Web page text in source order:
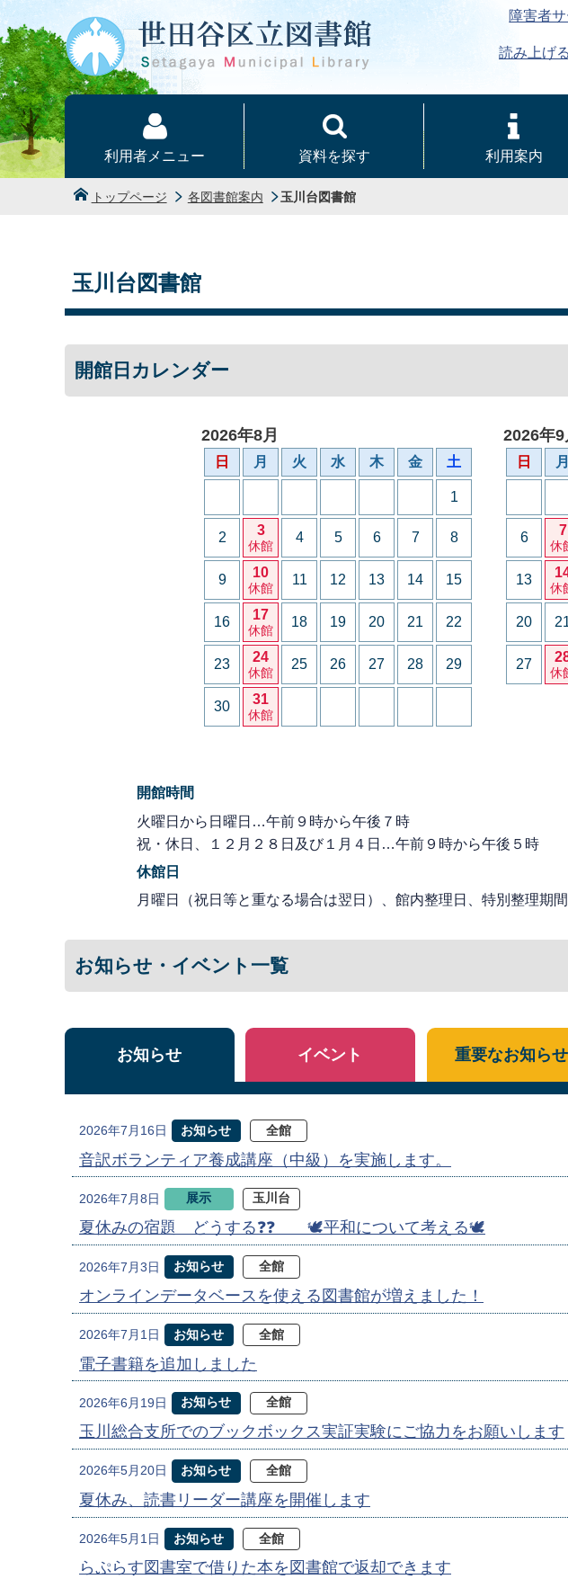
本文へ
障害者
読み上げる
利用者メニュー 資料を探す 利用案内
トップページ 各図書館案内 玉川台図書館
玉川台図書館
開館日カレンダー
2026年8月
日 月 火 水 木 金 土
1
2 3
休館
4 5 6 7 8
9 10
休館
11 12 13 14 15
16 17
休館
18 19 20 21 22
23 24
休館
25 26 27 28 29
30 31
休館
2026年9
日 月
6 7
休
13
休
20
27
休
開館時間
火曜日から日曜日…午前９時から午後７時
祝・休日、１２月２８日及び１月４日…午前９時から午後５時
休館日
月曜日（祝日等と重なる場合は翌日）、館内整理日、特別整理期
お知らせ・イベント一覧
お知らせ
2026年7月16日 お知らせ 全館
音訳ボランティア養成講座（中級）を実施します。
2026年7月8日 展示 玉川台
夏休みの宿題 どうする❓❓ 🕊️平和について考える🕊️
2026年7月3日 お知らせ 全館
オンラインデータベースを使える図書館が増えました！
2026年7月1日 お知らせ 全館
電子書籍を追加しました
2026年6月19日 お知らせ 全館
玉川総合支所でのブックボックス実証実験にご協力をお願いします
2026年5月20日 お知らせ 全館
夏休み、読書リーダー講座を開催します
2026年5月1日 お知らせ 全館
らぷらす図書室で借りた本を図書館で返却できます
イベント 重要なお知らせ